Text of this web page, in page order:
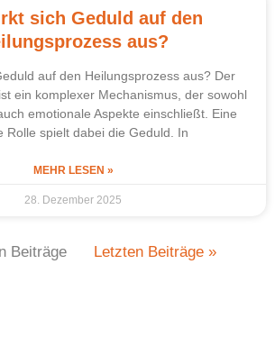
sich Geduld auf den
aus?
auf den Heilungsprozess aus? Der
ein komplexer Mechanismus, der sowohl
emotionale Aspekte einschließt. Eine
Rolle spielt dabei die Geduld. In
MEHR LESEN »
28. Dezember 2025
Beiträge Letzten Beiträge »